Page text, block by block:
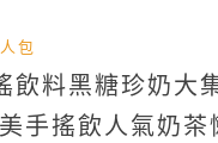
包
飲料黑糖珍奶大
手搖飲人氣奶茶